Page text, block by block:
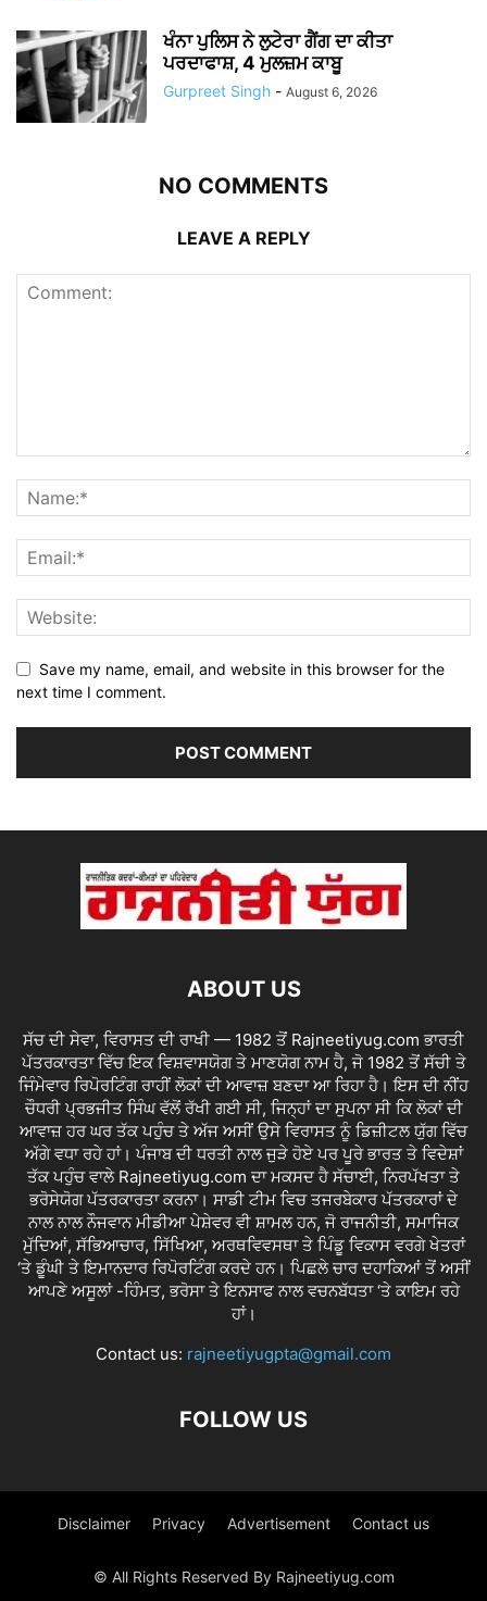
ਖੰਨਾ ਪੁਲਿਸ ਨੇ ਲੁਟੇਰਾ ਗੈਂਗ ਦਾ ਕੀਤਾ
ਪਰਦਾਫਾਸ਼, 4 ਮੁਲਜ਼ਮ ਕਾਬੂ
Gurpreet Singh - August 6, 2026
NO COMMENTS
LEAVE A REPLY
Save my name, email, and website in this browser for the
next time I comment.
ABOUT US
ਸੱਚ ਦੀ ਸੇਵਾ, ਵਿਰਾਸਤ ਦੀ ਰਾਖੀ — 1982 ਤੋਂ Rajneetiyug.com ਭਾਰਤੀ
ਪੱਤਰਕਾਰਤਾ ਵਿੱਚ ਇਕ ਵਿਸ਼ਵਾਸਯੋਗ ਤੇ ਮਾਣਯੋਗ ਨਾਮ ਹੈ, ਜੋ 1982 ਤੋਂ ਸੱਚੀ ਤੇ
ਜਿੰਮੇਵਾਰ ਰਿਪੋਰਟਿੰਗ ਰਾਹੀਂ ਲੋਕਾਂ ਦੀ ਆਵਾਜ਼ ਬਣਦਾ ਆ ਰਿਹਾ ਹੈ। ਇਸ ਦੀ ਨੀਂਹ
ਚੌਧਰੀ ਪ੍ਰਭਜੀਤ ਸਿੰਘ ਵੱਲੋਂ ਰੱਖੀ ਗਈ ਸੀ, ਜਿਨ੍ਹਾਂ ਦਾ ਸੁਪਨਾ ਸੀ ਕਿ ਲੋਕਾਂ ਦੀ
ਆਵਾਜ਼ ਹਰ ਘਰ ਤੱਕ ਪਹੁੰਚ ਤੇ ਅੱਜ ਅਸੀਂ ਉਸੇ ਵਿਰਾਸਤ ਨੂੰ ਡਿਜ਼ੀਟਲ ਯੁੱਗ ਵਿੱਚ
ਅੱਗੇ ਵਧਾ ਰਹੇ ਹਾਂ। ਪੰਜਾਬ ਦੀ ਧਰਤੀ ਨਾਲ ਜੁੜੇ ਹੋਏ ਪਰ ਪੂਰੇ ਭਾਰਤ ਤੇ ਵਿਦੇਸ਼ਾਂ
ਤੱਕ ਪਹੁੰਚ ਵਾਲੇ Rajneetiyug.com ਦਾ ਮਕਸਦ ਹੈ ਸੱਚਾਈ, ਨਿਰਪੱਖਤਾ ਤੇ
ਭਰੋਸੇਯੋਗ ਪੱਤਰਕਾਰਤਾ ਕਰਨਾ। ਸਾਡੀ ਟੀਮ ਵਿਚ ਤਜਰਬੇਕਾਰ ਪੱਤਰਕਾਰਾਂ ਦੇ
ਨਾਲ ਨਾਲ ਨੌਜਵਾਨ ਮੀਡੀਆ ਪੇਸ਼ੇਵਰ ਵੀ ਸ਼ਾਮਲ ਹਨ, ਜੋ ਰਾਜਨੀਤੀ, ਸਮਾਜਿਕ
ਮੁੱਦਿਆਂ, ਸੱਭਿਆਚਾਰ, ਸਿੱਖਿਆ, ਅਰਥਵਿਵਸਥਾ ਤੇ ਪਿੰਡੂ ਵਿਕਾਸ ਵਰਗੇ ਖੇਤਰਾਂ
‘ਤੇ ਡੂੰਘੀ ਤੇ ਇਮਾਨਦਾਰ ਰਿਪੋਰਟਿੰਗ ਕਰਦੇ ਹਨ। ਪਿਛਲੇ ਚਾਰ ਦਹਾਕਿਆਂ ਤੋਂ ਅਸੀਂ
ਆਪਣੇ ਅਸੂਲਾਂ -ਹਿੰਮਤ, ਭਰੋਸਾ ਤੇ ਇਨਸਾਫ ਨਾਲ ਵਚਨਬੱਧਤਾ ‘ਤੇ ਕਾਇਮ ਰਹੇ
ਹਾਂ।
Contact us: rajneetiyugpta@gmail.com
FOLLOW US
Disclaimer Privacy Advertisement Contact us
© All Rights Reserved By Rajneetiyug.com